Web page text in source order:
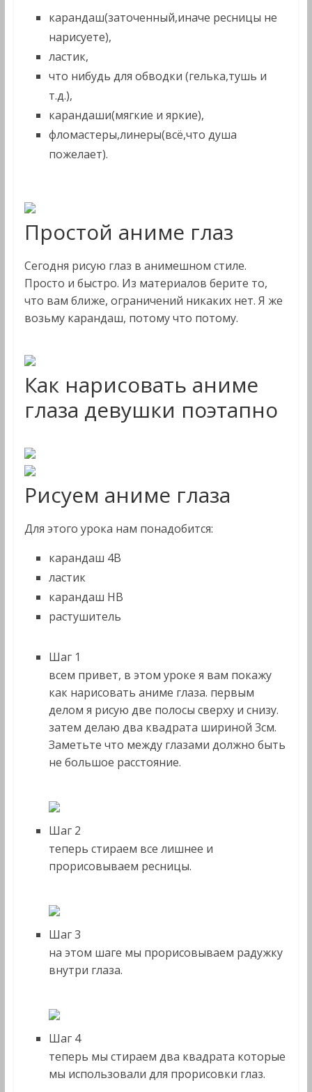
карандаш(заточенный,иначе ресницы не
нарисуете),
ластик,
что нибудь для обводки (гелька,тушь и
т.д.),
карандаши(мягкие и яркие),
фломастеры,линеры(всё,что душа
пожелает).
Простой аниме глаз
Сегодня рисую глаз в анимешном стиле.
Просто и быстро. Из материалов берите то,
что вам ближе, ограничений никаких нет. Я же
возьму карандаш, потому что потому.
Как нарисовать аниме
глаза девушки поэтапно
Рисуем аниме глаза
Для этого урока нам понадобится:
карандаш 4B
ластик
карандаш HB
растушитель
Шаг 1
всем привет, в этом уроке я вам покажу
как нарисовать аниме глаза. первым
делом я рисую две полосы сверху и снизу.
затем делаю два квадрата шириной 3см.
Заметьте что между глазами должно быть
не большое расстояние.
Шаг 2
теперь стираем все лишнее и
прорисовываем ресницы.
Шаг 3
на этом шаге мы прорисовываем радужку
внутри глаза.
Шаг 4
теперь мы стираем два квадрата которые
мы использовали для прорисовки глаз.